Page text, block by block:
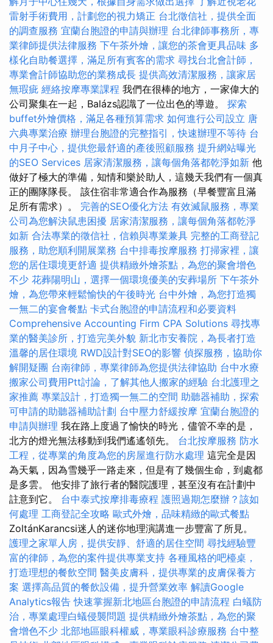
雷射手術費用，計劃您的視力矯正 台北徵信社，提供全面
的調查服務 宜蘭台胞證的申請與辦理 台北律師事務所，專
業律師提供法律服務 下午茶外燴，讓您的茶會更具品味 多
樣化自助餐選擇，滿足所有賓客的需求 尋找台北會計師，
專業會計師協助您的業務成長 提供高效清潔服務，讓家居
無瑕疵 經絡按摩專業課程 我們在很棒的地方，一家偉大的
公司聚集在一起，Balázs認識了一位出色的導遊。 探索
buffet外燴價格，滿足各種預算需求 如何進行公司設立 唐
六典專業治療 辦理台胞證的完整指引，快速辦理不等待 台
中月子中心，提供您最舒適的產後照顧服務 提升網站曝光
的SEO Services 居家清潔服務，讓每個角落都乾淨如新 他
做好了極大的準備，知情和樂於助人，這幾天我們有一個真
正的團隊隊長。 該住宿非常適合作為服務（早餐豐富且滿
足所有需求）。 完善的SEO優化方法 有效滅鼠服務，專業
公司為您解決鼠患困擾 居家清潔服務，讓每個角落都乾淨
如新 合法專業的徵信社，信賴與專業兼具 完整的工商登記
服務，助您順利開展業務 台中排毒按摩服務 打掃家裡，讓
您的居住環境更舒適 提供精緻外燴茶點，為您的聚會增色
不少 花葬陽明山，選擇一個環境優美的安葬場所 下午茶外
燴，為您帶來輕鬆愉快的午後時光 台中外燴，為您打造獨
一無二的宴會餐點 卡式台胞證的申請流程和必要資料
Comprehensive Accounting Firm CPA Solutions 尋找專
業的醫美診所，打造完美外貌 新北市安養院，為長者打造
溫馨的居住環境 RWD設計對SEO的影響 偵探服務，協助你
解開疑團 台南律師，專業律師為您提供法律協助 台中水療
搬家公司費用Ptt討論，了解其他人搬家的經驗 台北護理之
家推薦 專業設計，打造獨一無二的空間 助聽器補助，探索
可申請的助聽器補助計劃 台中壓力舒緩按摩 宜蘭台胞證的
申請與辦理 我在路上度過了愉快的時光，儘管不幸的是，
北方的燈光無法移動到我們遙遙領先。 台北按摩服務 防水
工程，從專業的角度為您的房屋進行防水處理 這完全是因
為天氣，因為雪幾乎一路走來，但是有了幾個生命，到處都
是多雲。 他安排了旅行者的醫院護理，甚至沒有在計劃中
註意到它。 台中泰式按摩排毒療程 護照過期怎麼辦？該如
何處理 工商登記全攻略 歐式外燴，品味精緻的歐式餐點
ZoltánKarancsi迷人的迷你地理演講進一步豐富了所見。
護理之家單人房，提供安靜、舒適的居住空間 尋找經驗豐
富的律師，為您的案件提供專業支持 各種風格的吧檯桌，
打造理想的餐飲空間 醫美皮膚科，提供專業的皮膚保養方
案 選擇高品質的餐飲設備，提升營業效率 解讀Google
Analytics報告 快速掌握新北地區台胞證的申請流程 白蟻防
治，專業處理白蟻侵襲問題 提供精緻外燴茶點，為您的聚
會增色不少 北部地區眼科權威，專業眼科診療服務 台中整